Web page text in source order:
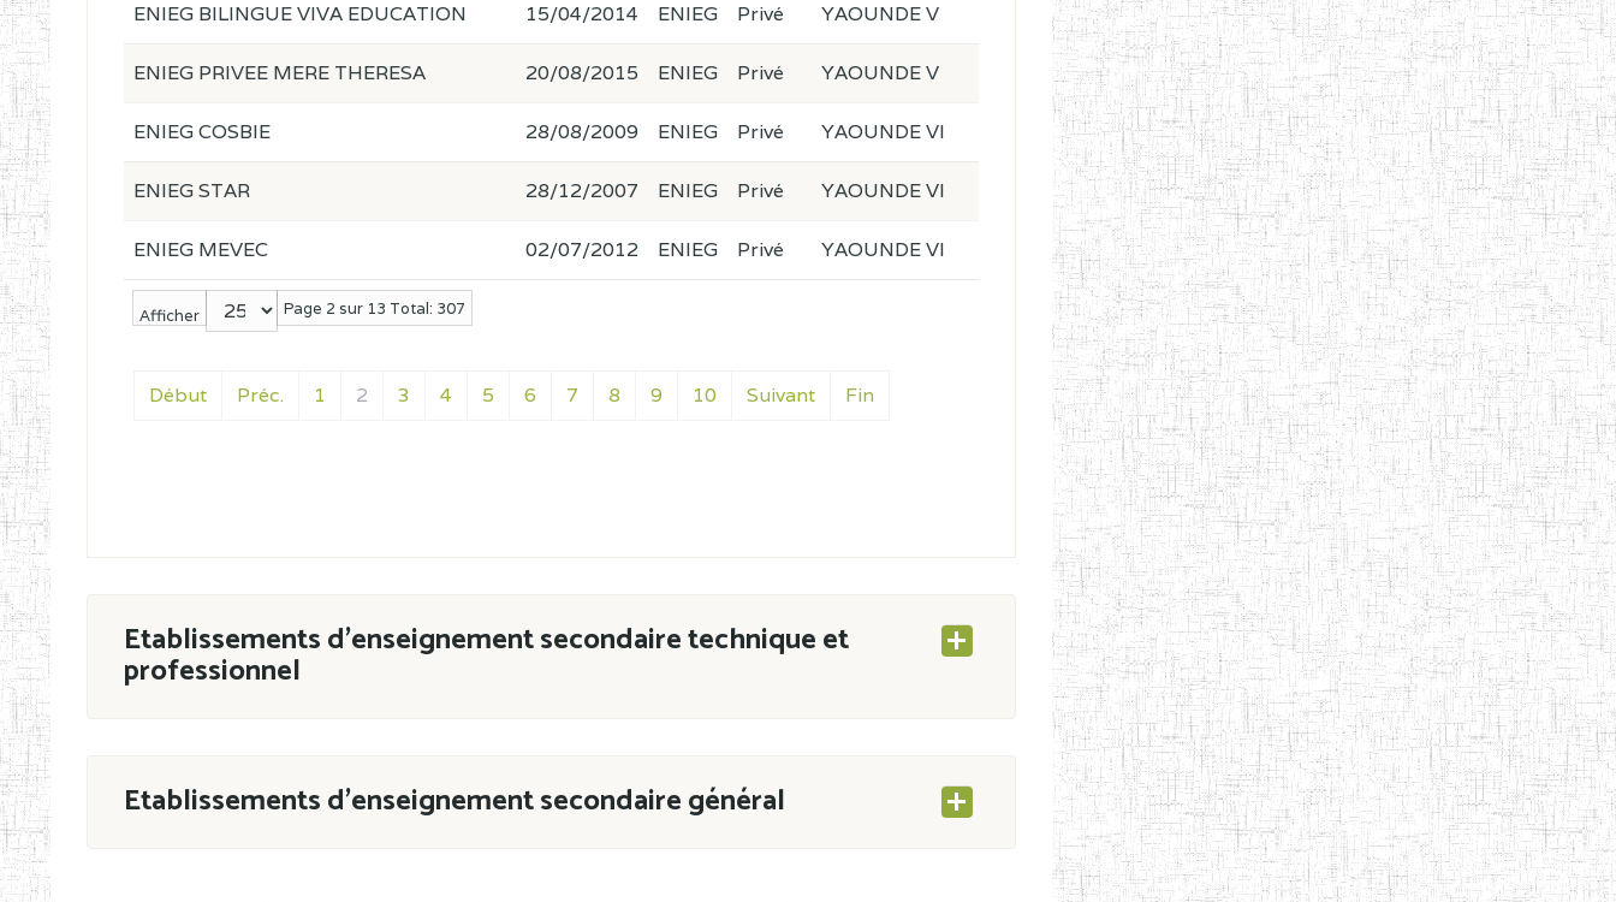
Afficher Page 2 sur 13 Total: 307
Début Préc. 1 2 3 4 5 6 7 8 9 10 Suivant Fin
ENIEG BILINGUE VIVA EDUCATION 15/04/2014 ENIEG Privé YAOUNDE V
ENIEG PRIVEE MERE THERESA 20/08/2015 ENIEG Privé YAOUNDE V
ENIEG COSBIE 28/08/2009 ENIEG Privé YAOUNDE VI
ENIEG STAR 28/12/2007 ENIEG Privé YAOUNDE VI
ENIEG MEVEC 02/07/2012 ENIEG Privé YAOUNDE VI
Etablissements d'enseignement secondaire technique et
professionnel
ESTP
Etablissements d'enseignement secondaire général